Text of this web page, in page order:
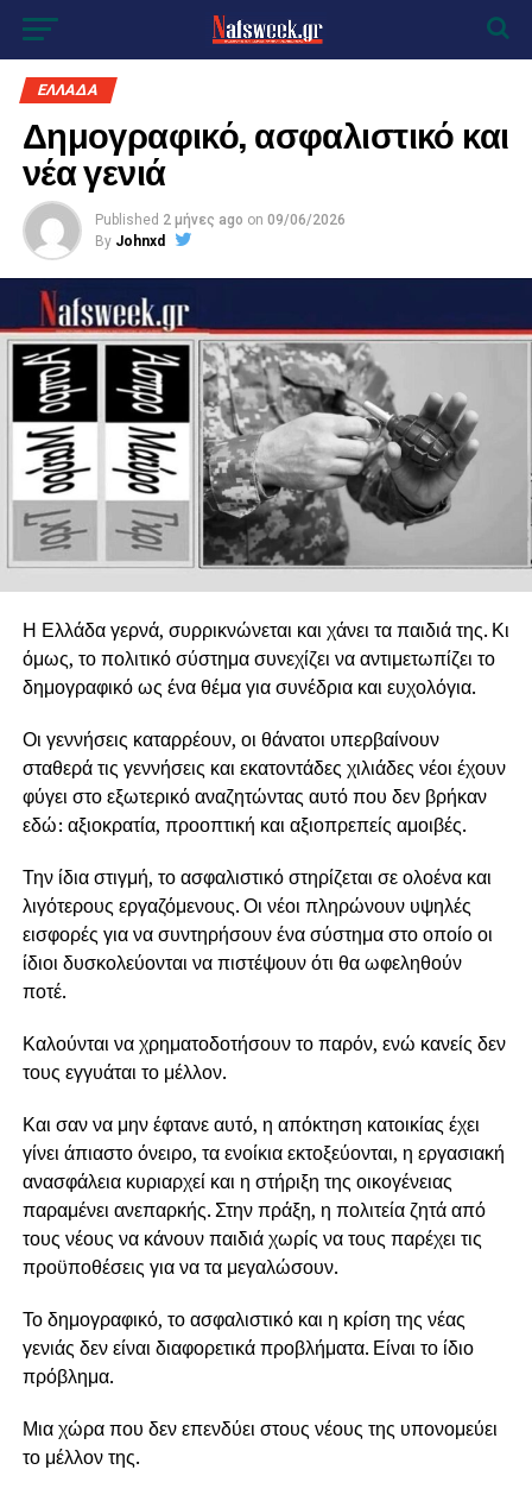
ΕΛΛΑΔΑ
Δημογραφικό, ασφαλιστικό και
νέα γενιά
Published 2 μήνες ago on 09/06/2026
By Johnxd
Η Ελλάδα γερνά, συρρικνώνεται και χάνει τα παιδιά της. Κι
όμως, το πολιτικό σύστημα συνεχίζει να αντιμετωπίζει το
δημογραφικό ως ένα θέμα για συνέδρια και ευχολόγια.
Οι γεννήσεις καταρρέουν, οι θάνατοι υπερβαίνουν
σταθερά τις γεννήσεις και εκατοντάδες χιλιάδες νέοι έχουν
φύγει στο εξωτερικό αναζητώντας αυτό που δεν βρήκαν
εδώ: αξιοκρατία, προοπτική και αξιοπρεπείς αμοιβές.
Την ίδια στιγμή, το ασφαλιστικό στηρίζεται σε ολοένα και
λιγότερους εργαζόμενους. Οι νέοι πληρώνουν υψηλές
εισφορές για να συντηρήσουν ένα σύστημα στο οποίο οι
ίδιοι δυσκολεύονται να πιστέψουν ότι θα ωφεληθούν
ποτέ.
Καλούνται να χρηματοδοτήσουν το παρόν, ενώ κανείς δεν
τους εγγυάται το μέλλον.
Και σαν να μην έφτανε αυτό, η απόκτηση κατοικίας έχει
γίνει άπιαστο όνειρο, τα ενοίκια εκτοξεύονται, η εργασιακή
ανασφάλεια κυριαρχεί και η στήριξη της οικογένειας
παραμένει ανεπαρκής. Στην πράξη, η πολιτεία ζητά από
τους νέους να κάνουν παιδιά χωρίς να τους παρέχει τις
προϋποθέσεις για να τα μεγαλώσουν.
Το δημογραφικό, το ασφαλιστικό και η κρίση της νέας
γενιάς δεν είναι διαφορετικά προβλήματα. Είναι το ίδιο
πρόβλημα.
Μια χώρα που δεν επενδύει στους νέους της υπονομεύει
το μέλλον της.